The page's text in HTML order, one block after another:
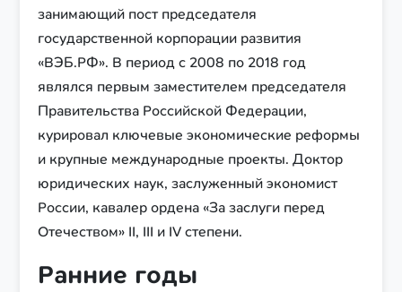
занимающий пост председателя
государственной корпорации развития
«ВЭБ.РФ». В период с 2008 по 2018 год
являлся первым заместителем председателя
Правительства Российской Федерации,
курировал ключевые экономические реформы
и крупные международные проекты. Доктор
юридических наук, заслуженный экономист
России, кавалер ордена «За заслуги перед
Отечеством» II, III и IV степени.
Ранние годы